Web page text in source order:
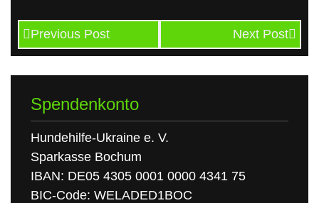
Previous Post Next Post
Spendenkonto
Hundehilfe-Ukraine e. V.
Sparkasse Bochum
IBAN: DE05 4305 0001 0000 4341 75
BIC-Code: WELADED1BOC